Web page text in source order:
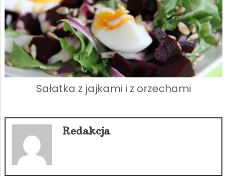
Sałatka z jajkami i z orzechami
Redakcja